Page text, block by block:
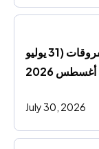
إشعار تعديل خاص لمبادلات عقود الفروقات (31 يوليو
July 30, 2026